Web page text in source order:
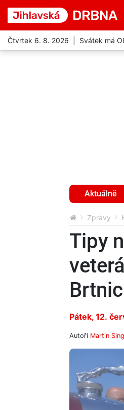
Čtvrtek 6. 8. 2026 | Svátek má
Aktuálně
život. Přesto je velmi přátelský
Zprávy
Tipy
Pátek, 12.
Autoři Martin